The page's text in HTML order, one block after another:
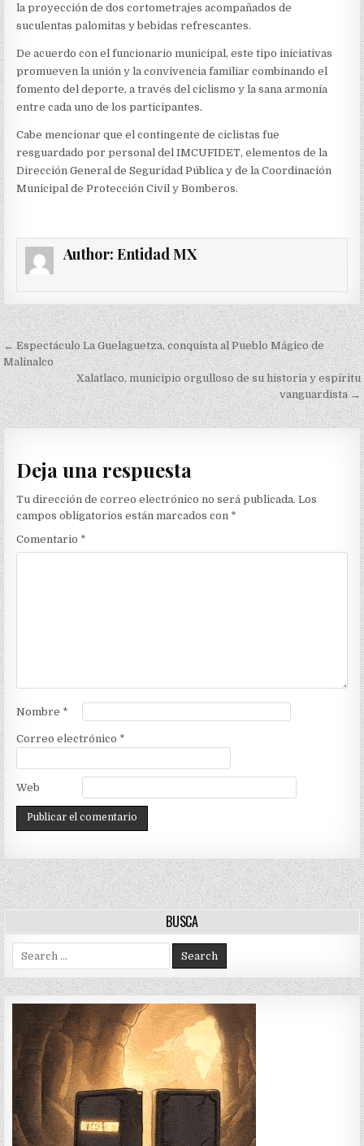
la proyección de dos cortometrajes acompañados de
suculentas palomitas y bebidas refrescantes.
De acuerdo con el funcionario municipal, este tipo iniciativas
promueven la unión y la convivencia familiar combinando el
fomento del deporte, a través del ciclismo y la sana armonía
entre cada uno de los participantes.
Cabe mencionar que el contingente de ciclistas fue
resguardado por personal del IMCUFIDET, elementos de la
Dirección General de Seguridad Pública y de la Coordinación
Municipal de Protección Civil y Bomberos.
Author: Entidad MX
Navegación
de
entradas
← Espectáculo La Guelaguetza, conquista al Pueblo Mágico de
Malinalco
Xalatlaco, municipio orgulloso de su historia y espíritu
vanguardista →
Deja una respuesta
Tu dirección de correo electrónico no será publicada. Los
campos obligatorios están marcados con *
Comentario *
Nombre *
Correo electrónico *
Web
BUSCA
Search
for: